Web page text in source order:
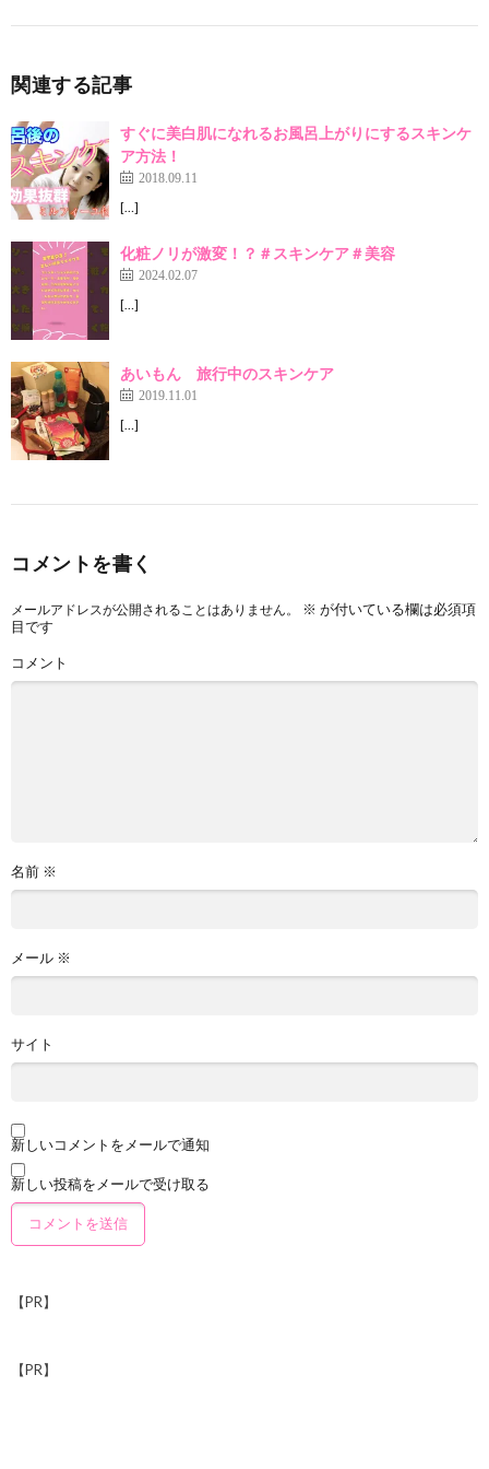
関連する記事
すぐに美白肌になれるお風呂上がりにするスキンケ
ア方法！
2018.09.11
[…]
化粧ノリが激変！？＃スキンケア＃美容
2024.02.07
[…]
あいもん 旅行中のスキンケア
2019.11.01
[…]
コメントを書く
メールアドレスが公開されることはありません。 ※ が付いている欄は必須項
目です
コメント
名前 ※
メール ※
サイト
新しいコメントをメールで通知
新しい投稿をメールで受け取る
【PR】
【PR】